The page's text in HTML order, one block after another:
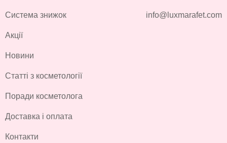
Система знижок
Акції
Новини
Статті з косметології
Поради косметолога
Доставка і оплата
Контакти
info@luxmarafet.com